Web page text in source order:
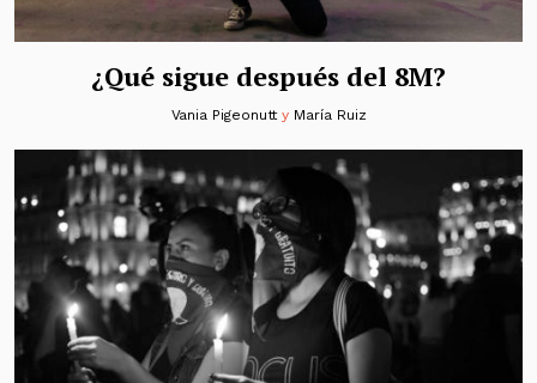
¿Qué sigue después del 8M?
Vania Pigeonutty María Ruiz